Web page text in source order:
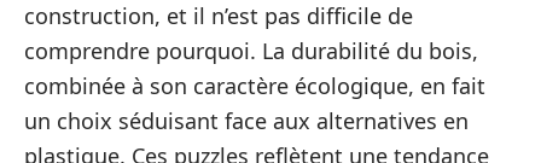
construction, et il n’est pas difficile de
comprendre pourquoi. La durabilité du bois,
combinée à son caractère écologique, en fait
un choix séduisant face aux alternatives en
plastique. Ces puzzles reflètent une tendance